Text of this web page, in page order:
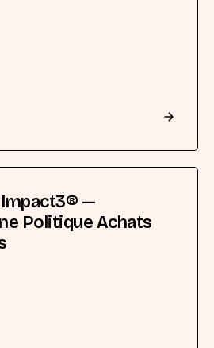
—
Politique Achats